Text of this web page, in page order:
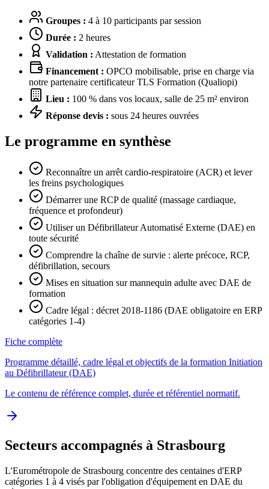
Groupes : 4 à 10 participants par session
Durée : 2 heures
Validation : Attestation de formation
Financement : OPCO mobilisable, prise en charge via
notre partenaire certificateur TLS Formation (Qualiopi)
Lieu : 100 % dans vos locaux, salle de 25 m² environ
Réponse devis : sous 24 heures ouvrées
Le programme en synthèse
Reconnaître un arrêt cardio-respiratoire (ACR) et lever
les freins psychologiques
Démarrer une RCP de qualité (massage cardiaque,
fréquence et profondeur)
Utiliser un Défibrillateur Automatisé Externe (DAE) en
toute sécurité
Comprendre la chaîne de survie : alerte précoce, RCP,
défibrillation, secours
Mises en situation sur mannequin adulte avec DAE de
formation
Cadre légal : décret 2018-1186 (DAE obligatoire en ERP
catégories 1-4)
Fiche complète
Programme détaillé, cadre légal et objectifs de la formation Initiation
au Défibrillateur (DAE)
Le contenu de référence complet, durée et référentiel normatif.
Secteurs accompagnés à Strasbourg
L'Eurométropole de Strasbourg concentre des centaines d'ERP
catégories 1 à 4 visés par l'obligation d'équipement en DAE du